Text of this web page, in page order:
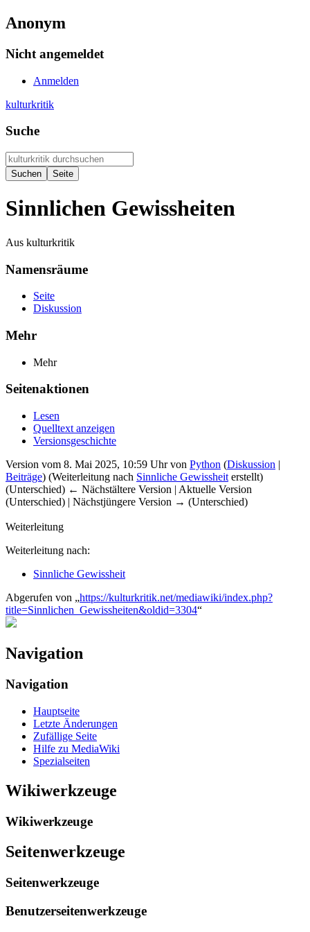
Anonym
Nicht angemeldet
Anmelden
kulturkritik
Suche
Sinnlichen Gewissheiten
Aus kulturkritik
Namensräume
Seite
Diskussion
Mehr
Mehr
Seitenaktionen
Lesen
Quelltext anzeigen
Versionsgeschichte
Version vom 8. Mai 2025, 10:59 Uhr von Python (Diskussion |
Beiträge) (Weiterleitung nach Sinnliche Gewissheit erstellt)
(Unterschied) ← Nächstältere Version | Aktuelle Version
(Unterschied) | Nächstjüngere Version → (Unterschied)
Weiterleitung
Weiterleitung nach:
Sinnliche Gewissheit
Abgerufen von „https://kulturkritik.net/mediawiki/index.php?
title=Sinnlichen_Gewissheiten&oldid=3304“
Navigation
Navigation
Hauptseite
Letzte Änderungen
Zufällige Seite
Hilfe zu MediaWiki
Spezialseiten
Wikiwerkzeuge
Wikiwerkzeuge
Seitenwerkzeuge
Seitenwerkzeuge
Benutzerseitenwerkzeuge